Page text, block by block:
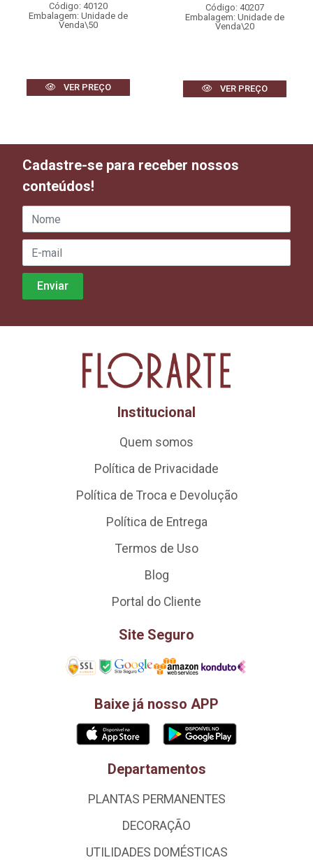
Código: 40120
Embalagem: Unidade de
Venda\50
VER PREÇO
Código: 40207
Embalagem: Unidade de
Venda\20
VER PREÇO
Cadastre-se para receber nossos
conteúdos!
Institucional
Quem somos
Política de Privacidade
Política de Troca e Devolução
Política de Entrega
Termos de Uso
Blog
Portal do Cliente
Site Seguro
Baixe já nosso APP
Departamentos
PLANTAS PERMANENTES
DECORAÇÃO
UTILIDADES DOMÉSTICAS